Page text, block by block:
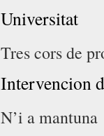
Universitat
Tres cors de
Intervencion
N’i a mantuna